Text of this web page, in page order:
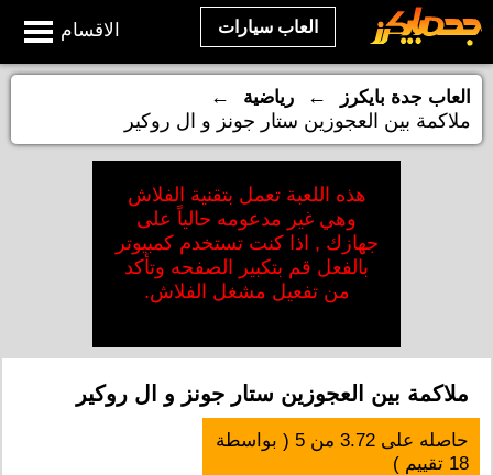
الاقسام العاب سيارات
العاب جدة بايكرز ← رياضية
←
ملاكمة بين العجوزين ستار جونز و ال روكير
هذه اللعبة تعمل بتقنية الفلاش
وهي غير مدعومه حالياً على
جهازك , اذا كنت تستخدم كمبيوتر
بالفعل قم بتكبير الصفحه وتأكد
من تفعيل مشغل الفلاش.
ملاكمة بين العجوزين ستار جونز و ال روكير
حاصله على3.72 من5 ( بواسطة
18 تقييم )